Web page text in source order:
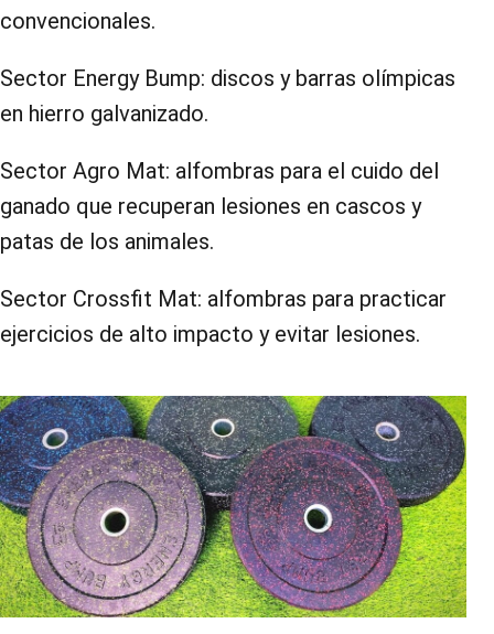
convencionales.
Sector Energy Bump: discos y barras olímpicas
en hierro galvanizado.
Sector Agro Mat: alfombras para el cuido del
ganado que recuperan lesiones en cascos y
patas de los animales.
Sector Crossfit Mat: alfombras para practicar
ejercicios de alto impacto y evitar lesiones.